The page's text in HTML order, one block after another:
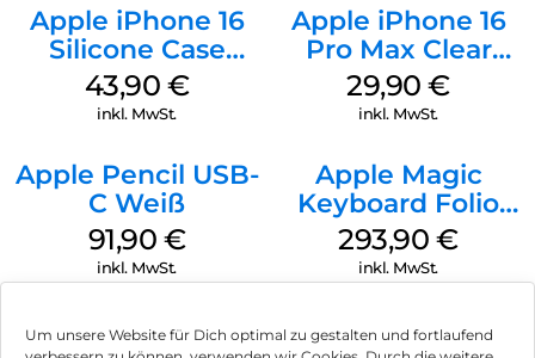
Um unsere Website für Dich optimal zu gestalten und fortlaufend
Apple iPhone 16
Silicone Case
MagSafe Plum
43,90 €
inkl. MwSt.
Apple iPhone 16
Pro Max Clear
Case MagSafe
Transparent
29,90€
inkl. MwSt.
Apple Pencil USB-
C Weiß
91,90 €
inkl. MwSt.
Apple Magic
Keyboard Folio
iPad 10.9″ (10.Gen.)
Weiß
293,90€
inkl. MwSt.